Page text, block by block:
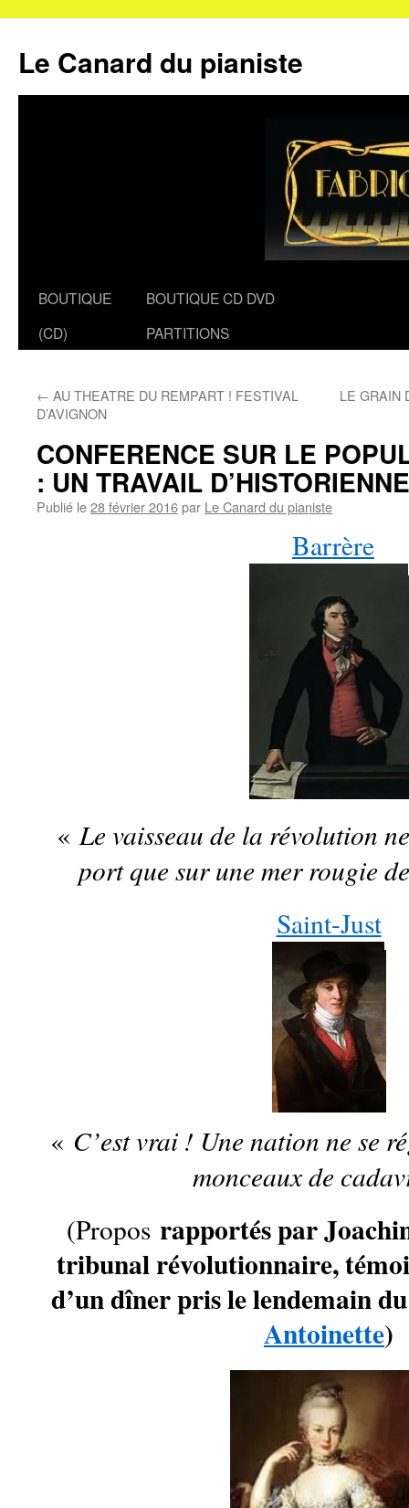
Le Canard du pianiste
Aller
BOUTIQUE
(CD)
BOUTIQUE CD DVD
PARTITIONS
← AU THEATRE DU REMPART ! FESTIVAL
D’AVIGNON
LE GRAIN
CONFERENCE SUR LE
: UN TRAVAIL D’HISTORIENNE
Publié le28 février 2016par Le Canard du pianiste
Barrère
«Le vaisseau de la révolution
port que sur une mer rougie
Saint-Just
« C’est vrai ! Une nation ne se
monceaux de
(Proposrapportés par
tribunal révolutionnaire,
d’un dîner pris le lendemain
Antoinette)